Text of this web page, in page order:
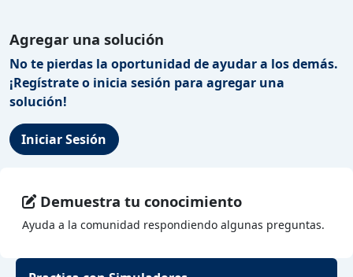
Agregar una solución
No te pierdas la oportunidad de ayudar a los demás.
¡Regístrate o inicia sesión para agregar una
solución!
Iniciar Sesión
Demuestra tu conocimiento
Ayuda a la comunidad respondiendo algunas preguntas.